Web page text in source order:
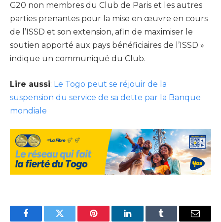
G20 non membres du Club de Paris et les autres
parties prenantes pour la mise en œuvre en cours
de l’ISSD et son extension, afin de maximiser le
soutien apporté aux pays bénéficiaires de l’ISSD »
indique un communiqué du Club.
Lire aussi: Le Togo peut se réjouir de la
suspension du service de sa dette par la Banque
mondiale